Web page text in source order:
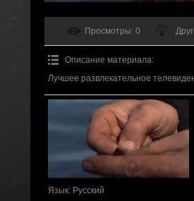
Просмотры: 0
Описание материала:
Лучшее развлекательное
Язык: Русский